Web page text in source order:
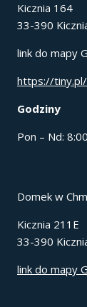
Kicznia 164
33-390
link do mapy
https://
Godziny
Pon – Nd:
Domek w
Kicznia 211E
33-390
link do mapy